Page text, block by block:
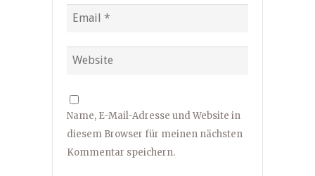
Name, E-Mail-Adresse und Website in
diesem Browser für meinen nächsten
Kommentar speichern.